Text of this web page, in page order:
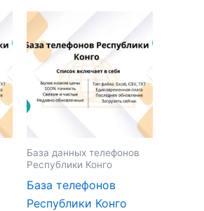
База данных телефонов
Республики Конго
База телефонов
Республики Конго